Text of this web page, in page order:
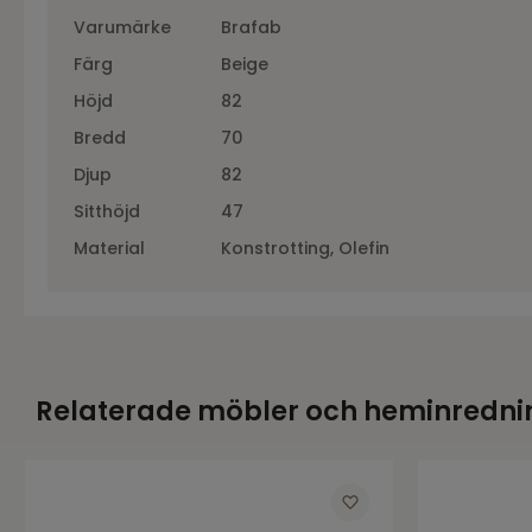
Varumärke
Brafab
Färg
Beige
Höjd
82
Bredd
70
Djup
82
Sitthöjd
47
Material
Konstrotting, Olefin
Relaterade möbler och